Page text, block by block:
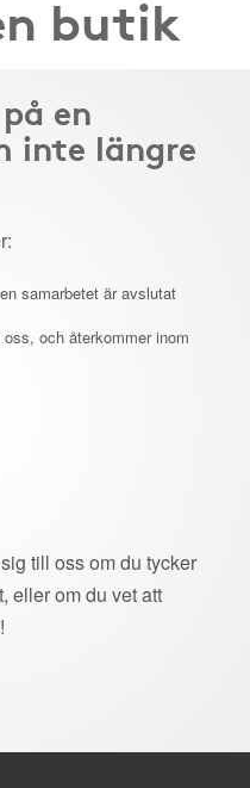
butik
en
inte längre
samarbetet är avslutat
och återkommer inom
till oss om du tycker
eller om du vet att